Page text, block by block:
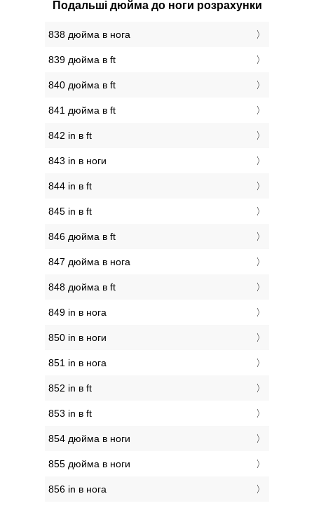
Подальші дюйма до ноги розрахунки
838 дюйма в нога
839 дюйма в ft
840 дюйма в ft
841 дюйма в ft
842 in в ft
843 in в ноги
844 in в ft
845 in в ft
846 дюйма в ft
847 дюйма в нога
848 дюйма в ft
849 in в нога
850 in в ноги
851 in в нога
852 in в ft
853 in в ft
854 дюйма в ноги
855 дюйма в ноги
856 in в нога